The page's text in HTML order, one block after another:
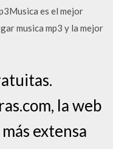
es el mejor
musica mp3 y la mejor
la web
extensa